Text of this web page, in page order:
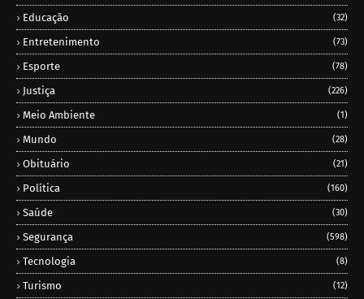
Educação (32)
Entretenimento (73)
Esporte (78)
Justiça (226)
Meio Ambiente (1)
Mundo (28)
Obituário (21)
Política (160)
Saúde (30)
Segurança (598)
Tecnologia (8)
Turismo (12)